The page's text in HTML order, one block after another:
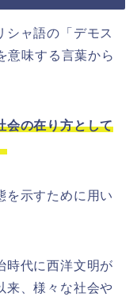
シャ語の「デモス
意味する言葉から
会の在り方として
を示すために用い
時代に西洋文明が
来、様々な社会や